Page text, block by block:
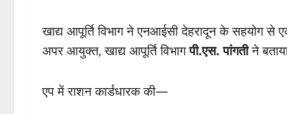
खाद्य आपूर्ति विभाग ने एनआईसी देहरादून के सहयोग से
अपर आयुक्त, खाद्य आपूर्ति विभागपी.एस. पांगतीने
एप में राशन कार्डधारक की—